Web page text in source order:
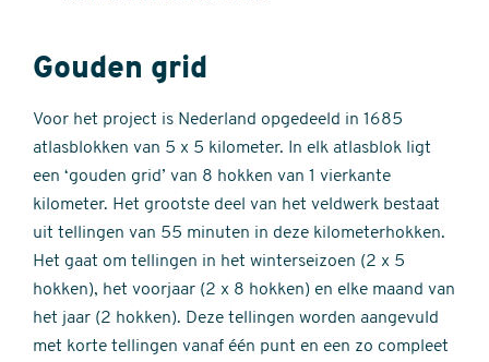
Gouden grid
Voor het project is Nederland opgedeeld in 1685
atlasblokken van 5 x 5 kilometer. In elk atlasblok ligt
een ‘gouden grid’ van 8 hokken van 1 vierkante
kilometer. Het grootste deel van het veldwerk bestaat
uit tellingen van 55 minuten in deze kilometerhokken.
Het gaat om tellingen in het winterseizoen (2 x 5
hokken), het voorjaar (2 x 8 hokken) en elke maand van
het jaar (2 hokken). Deze tellingen worden aangevuld
met korte tellingen vanaf één punt en een zo compleet